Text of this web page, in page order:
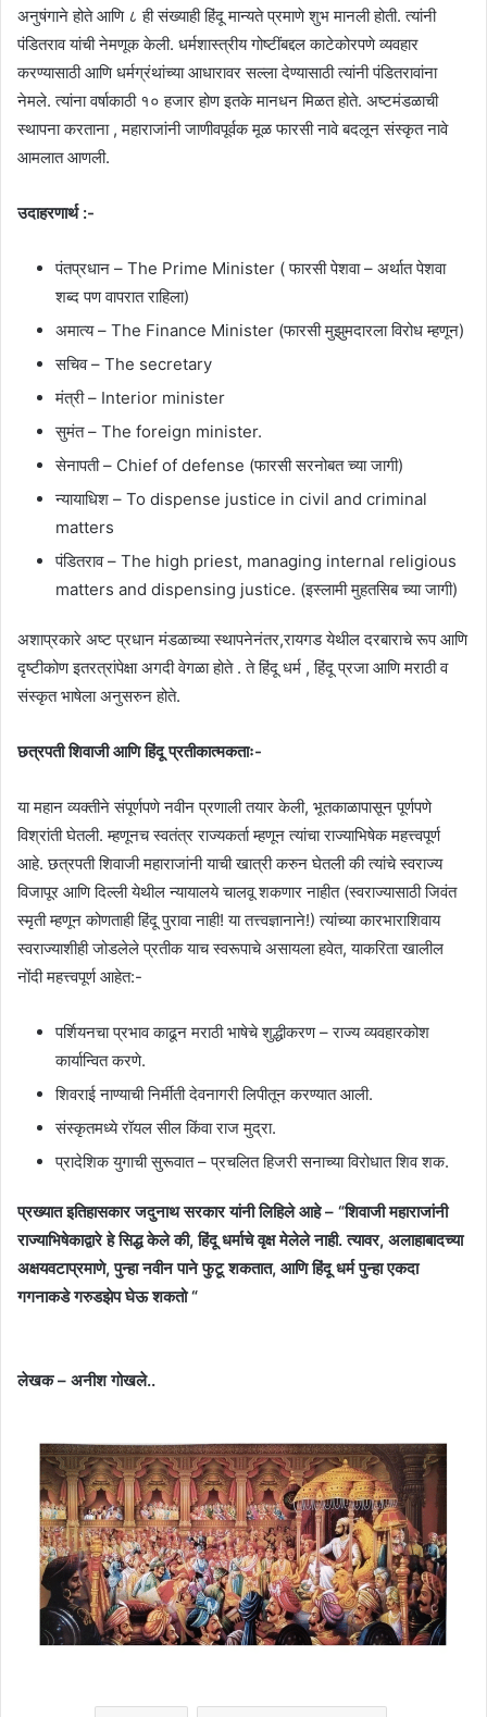
अनुषंगाने होते आणि ८ ही संख्याही हिंदू मान्यते प्रमाणे शुभ मानली होती. त्यांनी
पंडितराव यांची नेमणूक केली. धर्मशास्त्रीय गोष्टींबद्दल काटेकोरपणे व्यवहार
करण्यासाठी आणि धर्मग्रंथांच्या आधारावर सल्ला देण्यासाठी त्यांनी पंडितरावांना
नेमले. त्यांना वर्षाकाठी १० हजार होण इतके मानधन मिळत होते. अष्टमंडळाची
स्थापना करताना , महाराजांनी जाणीवपूर्वक मूळ फारसी नावे बदलून संस्कृत नावे
आमलात आणली.
उदाहरणार्थ :-
पंतप्रधान – The Prime Minister ( फारसी पेशवा – अर्थात पेशवा
शब्द पण वापरात राहिला)
अमात्य – The Finance Minister (फारसी मुझुमदारला विरोध म्हणून)
सचिव – The secretary
मंत्री – Interior minister
सुमंत – The foreign minister.
सेनापती – Chief of defense (फारसी सरनोबत च्या जागी)
न्यायाधिश – To dispense justice in civil and criminal
matters
पंडितराव – The high priest, managing internal religious
matters and dispensing justice. (इस्लामी मुहतसिब च्या जागी)
अशाप्रकारे अष्ट प्रधान मंडळाच्या स्थापनेनंतर,रायगड येथील दरबाराचे रूप आणि
दृष्टीकोण इतरत्रांपेक्षा अगदी वेगळा होते . ते हिंदू धर्म , हिंदू प्रजा आणि मराठी व
संस्कृत भाषेला अनुसरुन होते.
छत्रपती शिवाजी आणि हिंदू प्रतीकात्मकताः-
या महान व्यक्तीने संपूर्णपणे नवीन प्रणाली तयार केली, भूतकाळापासून पूर्णपणे
विश्रांती घेतली. म्हणूनच स्वतंत्र राज्यकर्ता म्हणून त्यांचा राज्याभिषेक महत्त्वपूर्ण
आहे. छत्रपती शिवाजी महाराजांनी याची खात्री करुन घेतली की त्यांचे स्वराज्य
विजापूर आणि दिल्ली येथील न्यायालये चालवू शकणार नाहीत (स्वराज्यासाठी जिवंत
स्मृती म्हणून कोणताही हिंदू पुरावा नाही! या तत्त्वज्ञानाने!) त्यांच्या कारभाराशिवाय
स्वराज्याशीही जोडलेले प्रतीक याच स्वरूपाचे असायला हवेत, याकरिता खालील
नोंदी महत्त्वपूर्ण आहेत:-
पर्शियनचा प्रभाव काढून मराठी भाषेचे शुद्धीकरण – राज्य व्यवहारकोश
कार्यान्वित करणे.
शिवराई नाण्याची निर्मीती देवनागरी लिपीतून करण्यात आली.
संस्कृतमध्ये रॉयल सील किंवा राज मुद्रा.
प्रादेशिक युगाची सुरूवात – प्रचलित हिजरी सनाच्या विरोधात शिव शक.
प्रख्यात इतिहासकार जदुनाथ सरकार यांनी लिहिले आहे – “शिवाजी महाराजांनी
राज्याभिषेकाद्वारे हे सिद्ध केले की, हिंदू धर्माचे वृक्ष मेलेले नाही. त्यावर, अलाहाबादच्या
अक्षयवटाप्रमाणे, पुन्हा नवीन पाने फुटू शकतात, आणि हिंदू धर्म पुन्हा एकदा
गगनाकडे गरुडझेप घेऊ शकतो “
लेखक – अनीश गोखले..